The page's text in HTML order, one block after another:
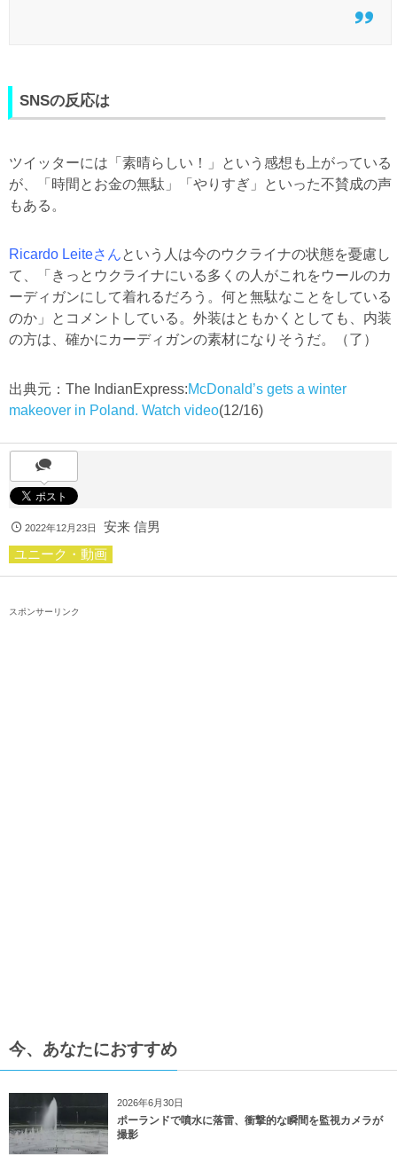
SNSの反応は
ツイッターには「素晴らしい！」という感想も上がっている
が、「時間とお金の無駄」「やりすぎ」といった不賛成の声
もある。
Ricardo Leiteさんという人は今のウクライナの状態を憂慮し
て、「きっとウクライナにいる多くの人がこれをウールのカ
ーディガンにして着れるだろう。何と無駄なことをしている
のか」とコメントしている。外装はともかくとしても、内装
の方は、確かにカーディガンの素材になりそうだ。（了）
出典元：The IndianExpress:McDonald’s gets a winter
makeover in Poland. Watch video(12/16)
2022年12月23日
安来 信男
ユニーク・動画
スポンサーリンク
今、あなたにおすすめ
2026年6月30日
ポーランドで噴水に落雷、衝撃的な瞬間を監視カメラが
撮影